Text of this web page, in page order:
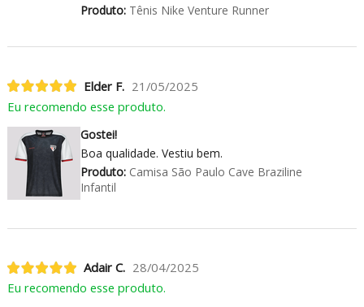
Produto:Tênis Nike Venture Runner
Elder F. 21/05/2025
Eu recomendo esse produto.
Gostei!
Boa qualidade. Vestiu bem.
Produto:Camisa São Paulo Cave Braziline
Infantil
Adair C. 28/04/2025
Eu recomendo esse produto.